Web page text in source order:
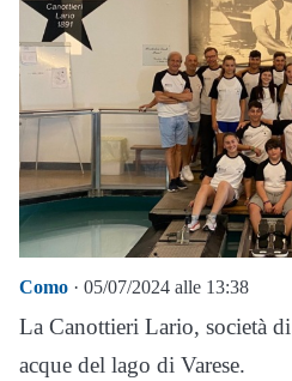
Como · 05/07/2024 alle 13:38
La Canottieri Lario, società di
acque del lago di Varese.